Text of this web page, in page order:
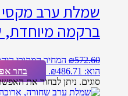
שמלת ערב
ברקמה מיוחדת,
₪572.60 המחיר המקורי היה:
הוא: ₪486.71.
בחר
סוגים. ניתן לבחור את